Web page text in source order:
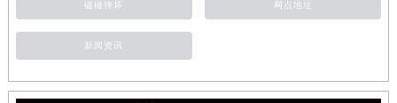
磕碰摔坏 网点地址
新闻资讯